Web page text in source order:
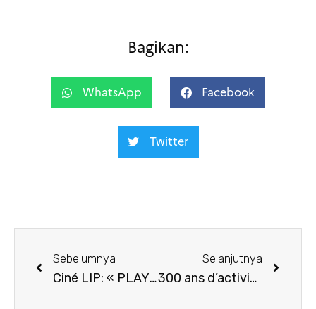
Bagikan:
WhatsApp Facebook
Twitter
Sebelumnya
Ciné LIP: « PLAY »
Selanjutnya
300 ans d’activisme littéraire pour les droits des femmes dans le monde : Mexique, Indonésie, France